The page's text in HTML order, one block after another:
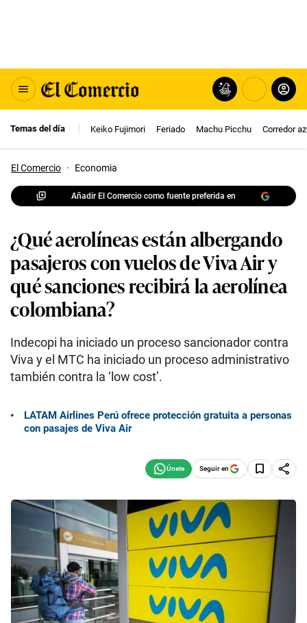
Temas del día Keiko Fujimori Feriado Machu Picchu Corredor
El Comercio · Economia
Añadir El Comercio como fuente preferida en
¿Qué aerolíneas están albergando
pasajeros con vuelos de Viva Air y
qué sanciones recibirá la aerolínea
colombiana?
Indecopi ha iniciado un proceso sancionador contra
Viva y el MTC ha iniciado un proceso administrativo
también contra la ‘low cost’.
LATAM Airlines Perú ofrece protección gratuita a personas
con pasajes de Viva Air
Seguir en